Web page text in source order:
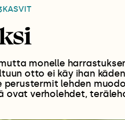
KASVIT
monelle
otto ei käy ihan
lehden
ovat verholehdet,